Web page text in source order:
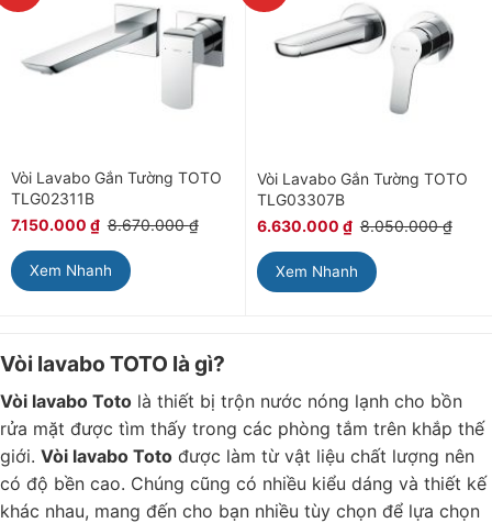
Vòi Lavabo Gắn Tường TOTO
TLG02311B
7.150.000 ₫ 8.670.000₫
Xem Nhanh
Vòi Lavabo Gắn Tường TOTO
TLG03307B
6.630.000 ₫ 8.050.000₫
Xem Nhanh
Vòi lavabo TOTO là gì?
Vòi lavabo Toto là thiết bị trộn nước nóng lạnh cho bồn
rửa mặt được tìm thấy trong các phòng tắm trên khắp thế
giới. Vòi lavabo Toto được làm từ vật liệu chất lượng nên
có độ bền cao. Chúng cũng có nhiều kiểu dáng và thiết kế
khác nhau, mang đến cho bạn nhiều tùy chọn để lựa chọn